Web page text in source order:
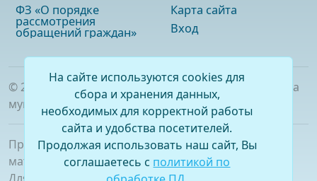
ФЗ «О порядке
рассмотрения
обращений граждан»
Карта сайта
Вход
© 2026
. Официальный сайт Думы городского округа
муниципального образования «город Саянск»
При полном или частичном использовании
материалов ссылка на сайт обязательна.
На сайте используются cookies для
сбора и хранения данных,
необходимых для корректной работы
сайта и удобства посетителей.
Продолжая использовать наш сайт, Вы
соглашаетесь с политикой по